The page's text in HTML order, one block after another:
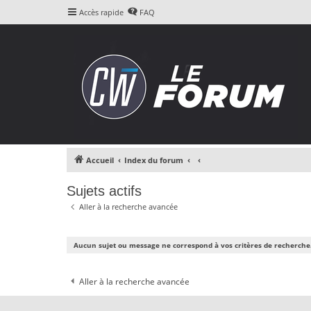
Accès rapide FAQ
Accueil Index du forum
Sujets actifs
Aller à la recherche avancée
Aucun sujet ou message ne correspond à vos critères de recherche.
Aller à la recherche avancée